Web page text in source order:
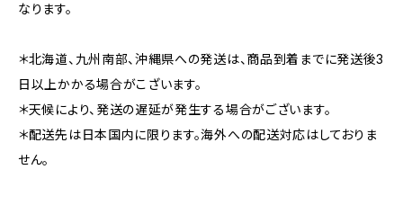
なります。
＊北海道、九州南部、沖縄県への発送は、商品到着までに発送後3
日以上かかる場合がこざいます。
＊天候により、発送の遅延が発生する場合がございます。
＊配送先は日本国内に限ります。海外への配送対応はしておりま
せん。